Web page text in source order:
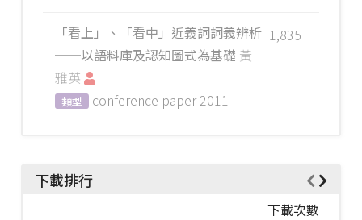
1,835
「看上」、「看中」近義詞詞義辨析
──以語料庫及認知圖式為基礎 黃
雅英
類型 conference paper2011
下載排行
下載次數